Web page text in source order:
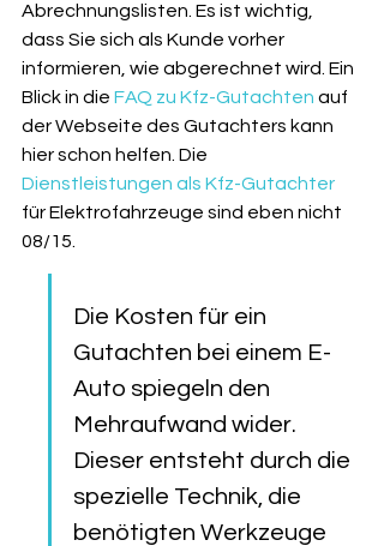
Abrechnungslisten. Es ist wichtig,
dass Sie sich als Kunde vorher
informieren, wie abgerechnet wird. Ein
Blick in die FAQ zu Kfz-Gutachten auf
der Webseite des Gutachters kann
hier schon helfen. Die
Dienstleistungen als Kfz-Gutachter
für Elektrofahrzeuge sind eben nicht
08/15.
Die Kosten für ein
Gutachten bei einem E-
Auto spiegeln den
Mehraufwand wider.
Dieser entsteht durch die
spezielle Technik, die
benötigten Werkzeuge